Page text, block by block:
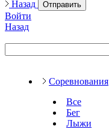
Назад
Отправить
Войти
Назад
Соревнования
Все
Бег
Лыжи